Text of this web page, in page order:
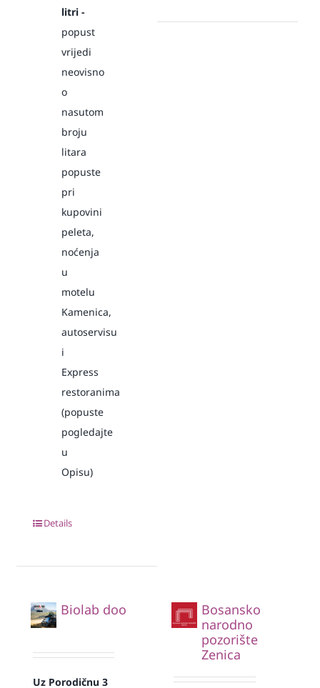
litri -
popust
vrijedi
neovisno
o
nasutom
broju
litara
popuste
pri
kupovini
peleta,
noćenja
u
motelu
Kamenica,
autoservisu
i
Express
restoranima
(popuste
pogledajte
u
Opisu)
Details
Biolab doo
Uz Porodičnu 3
Bosansko
narodno
pozorište
Zenica